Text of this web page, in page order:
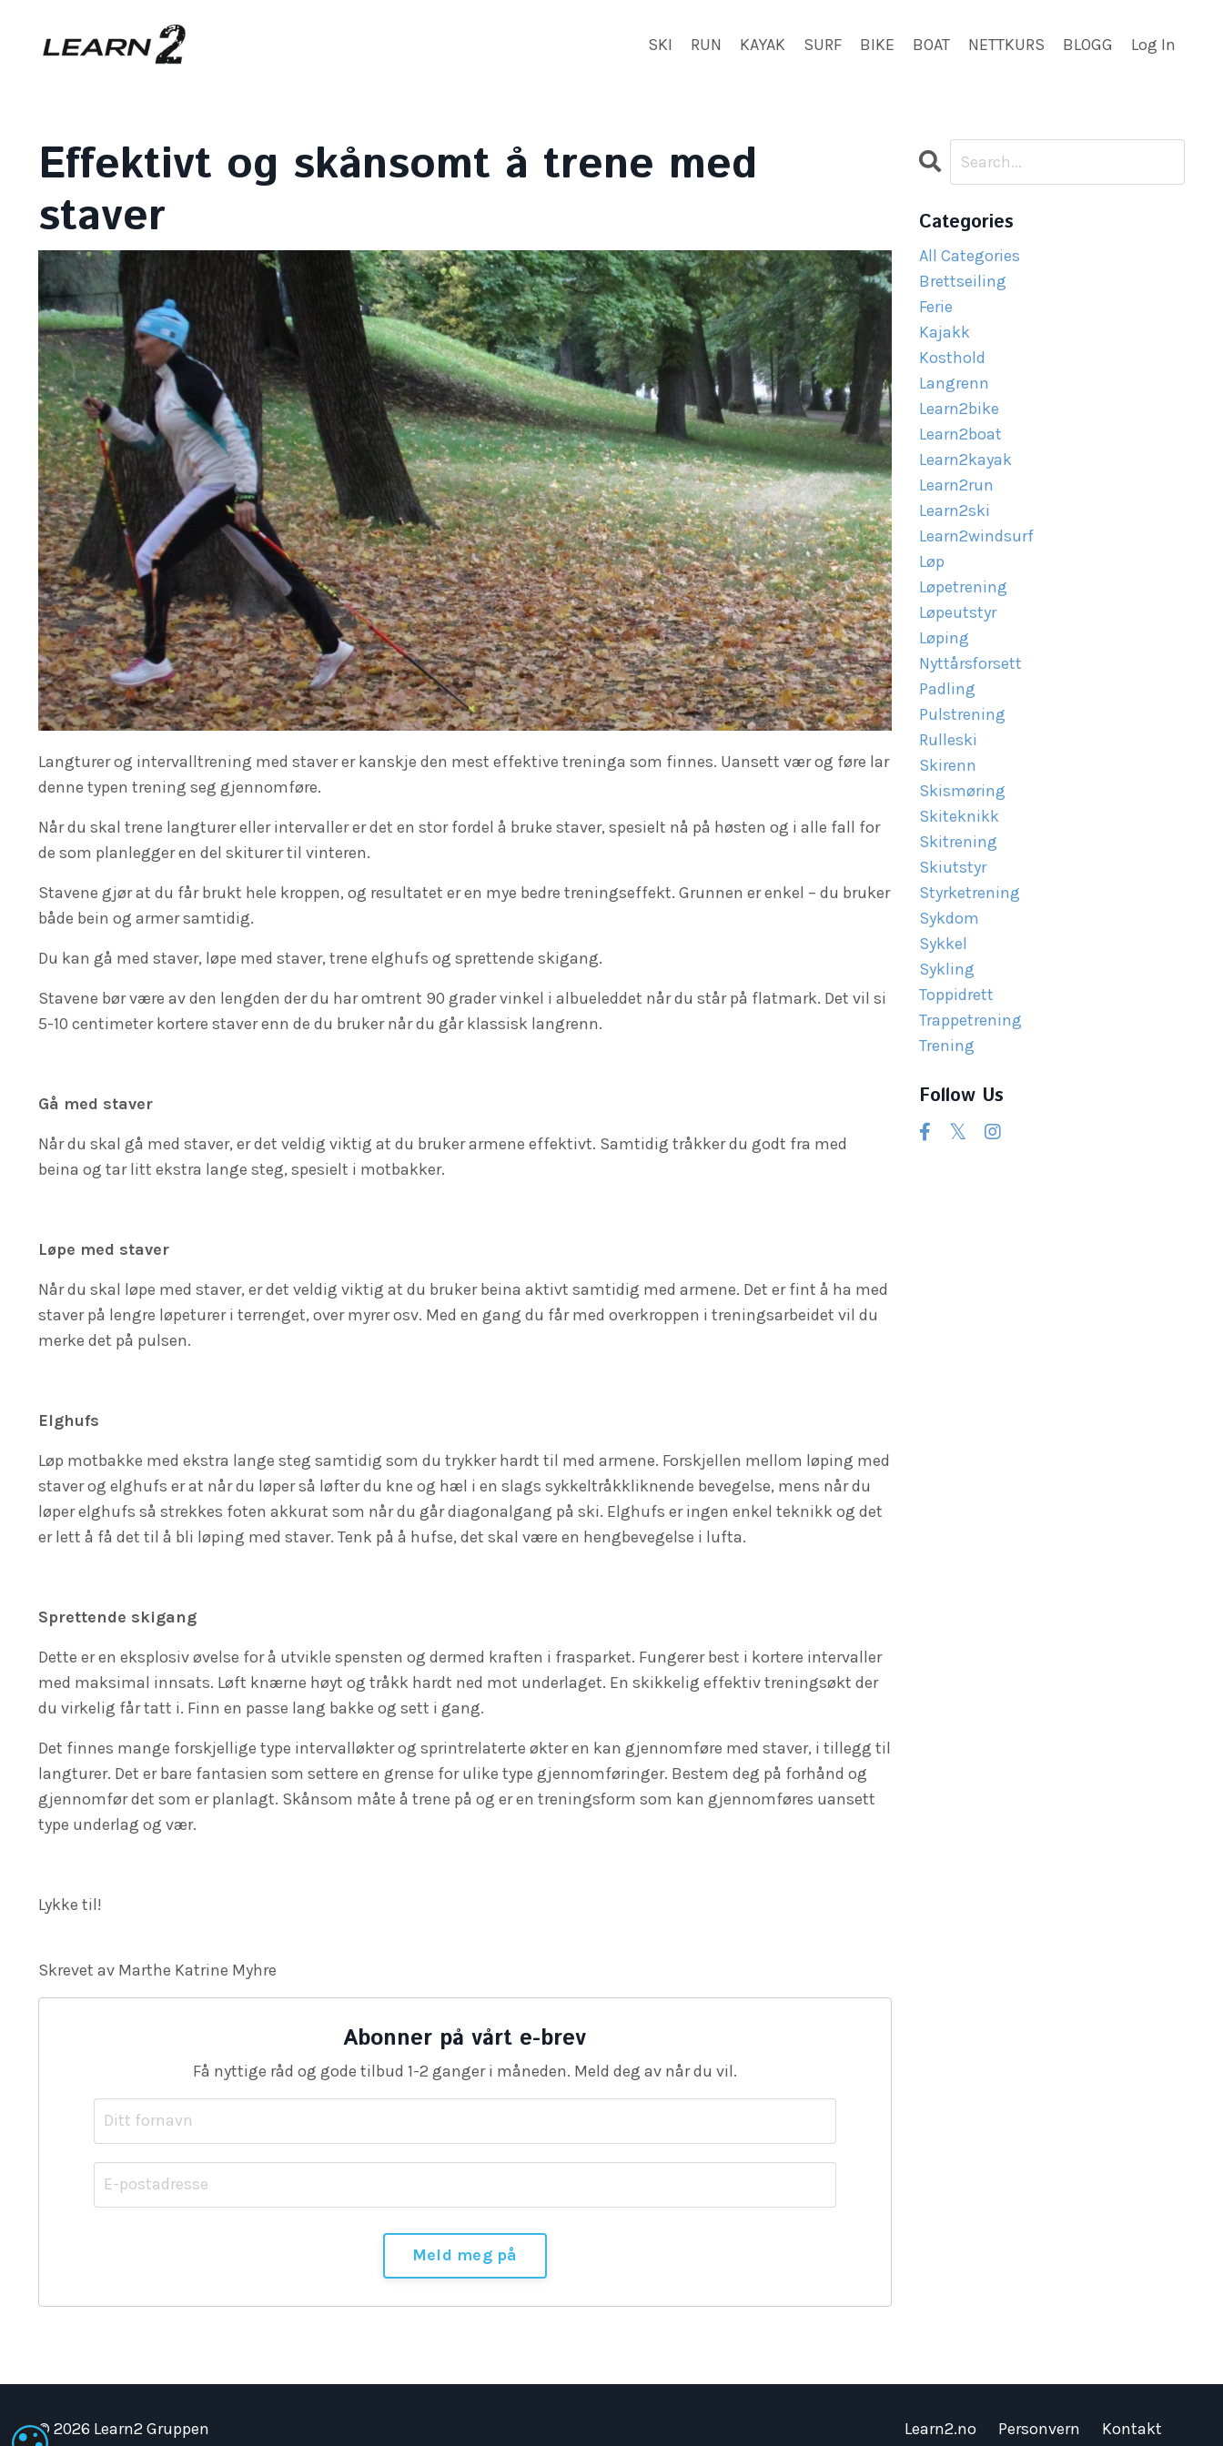
SKI RUN KAYAK SURF BIKE BOAT NETTKURS BLOGG Log In
Effektivt og skånsomt å trene med
staver
Langturer og intervalltrening med staver er kanskje den mest effektive treninga som finnes. Uansett vær og føre lar
denne typen trening seg gjennomføre.
Når du skal trene langturer eller intervaller er det en stor fordel å bruke staver, spesielt nå på høsten og i alle fall for
de som planlegger en del skiturer til vinteren.
Stavene gjør at du får brukt hele kroppen, og resultatet er en mye bedre treningseffekt. Grunnen er enkel – du bruker
både bein og armer samtidig.
Du kan gå med staver, løpe med staver, trene elghufs og sprettende skigang.
Stavene bør være av den lengden der du har omtrent 90 grader vinkel i albueleddet når du står på flatmark. Det vil si
5-10 centimeter kortere staver enn de du bruker når du går klassisk langrenn.
Gå med staver
Når du skal gå med staver, er det veldig viktig at du bruker armene effektivt. Samtidig tråkker du godt fra med
beina og tar litt ekstra lange steg, spesielt i motbakker.
Løpe med staver
Når du skal løpe med staver, er det veldig viktig at du bruker beina aktivt samtidig med armene. Det er fint å ha med
staver på lengre løpeturer i terrenget, over myrer osv. Med en gang du får med overkroppen i treningsarbeidet vil du
merke det på pulsen.
Elghufs
Løp motbakke med ekstra lange steg samtidig som du trykker hardt til med armene. Forskjellen mellom løping med
staver og elghufs er at når du løper så løfter du kne og hæl i en slags sykkeltråkkliknende bevegelse, mens når du
løper elghufs så strekkes foten akkurat som når du går diagonalgang på ski. Elghufs er ingen enkel teknikk og det
er lett å få det til å bli løping med staver. Tenk på å hufse, det skal være en hengbevegelse i lufta.
Sprettende skigang
Dette er en eksplosiv øvelse for å utvikle spensten og dermed kraften i frasparket. Fungerer best i kortere intervaller
med maksimal innsats. Løft knærne høyt og tråkk hardt ned mot underlaget. En skikkelig effektiv treningsøkt der
du virkelig får tatt i. Finn en passe lang bakke og sett i gang.
Det finnes mange forskjellige type intervalløkter og sprintrelaterte økter en kan gjennomføre med staver, i tillegg til
langturer. Det er bare fantasien som settere en grense for ulike type gjennomføringer. Bestem deg på forhånd og
gjennomfør det som er planlagt. Skånsom måte å trene på og er en treningsform som kan gjennomføres uansett
type underlag og vær.
Lykke til!
Skrevet av Marthe Katrine Myhre
Abonner på vårt e-brev
Få nyttige råd og gode tilbud 1-2 ganger i måneden. Meld deg av når du vil.
Categories
All Categories
Brettseiling
Ferie
Kajakk
Kosthold
Langrenn
Learn2bike
Learn2boat
Learn2kayak
Learn2run
Learn2ski
Learn2windsurf
Løp
Løpetrening
Løpeutstyr
Løping
Nyttårsforsett
Padling
Pulstrening
Rulleski
Skirenn
Skismøring
Skiteknikk
Skitrening
Skiutstyr
Styrketrening
Sykdom
Sykkel
Sykling
Toppidrett
Trappetrening
Trening
Follow Us
© 2026 Learn2 Gruppen Learn2.no Personvern Kontakt